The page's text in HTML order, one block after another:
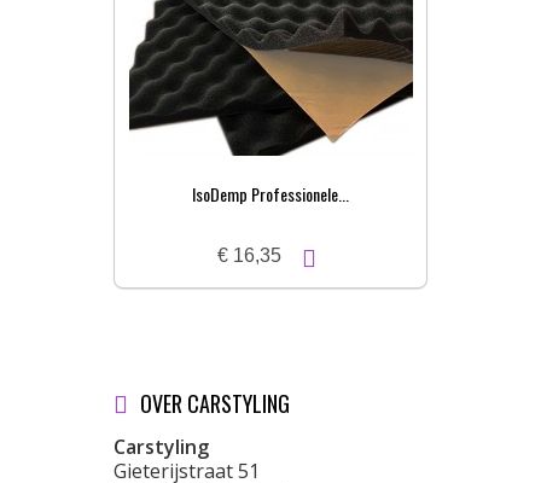
IsoDemp Professionele...
€ 16,35
OVER CARSTYLING
Carstyling
Gieterijstraat 51